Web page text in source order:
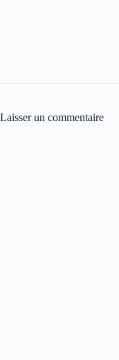
Laisser un commentaire